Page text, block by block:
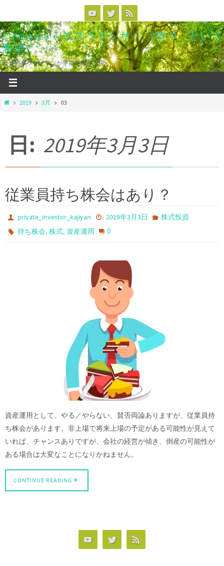
ン
テ
ン
ツ
へ
キ
Esperanza ～エスペランサ～ （待つ、という
希望）
普通のサラリーマンが早期退職を実現
ホ 2019 3月 03
日: 2019年3月3日
従業員持ち株会はあり？
private_investor_kajiyan 2019年3月3日
株式投資
持ち株会,株式, 資産運用 0
資産運用として、やる／やらない、賛否両論ありますが、従業員持
ち株会があります。非上場で将来上場の予定がある可能性が見えて
いれば、チャンスありですが、会社の経営が傾き、倒産の可能性が
ある場合は大変なことになりかねません。
CONTINUE READING